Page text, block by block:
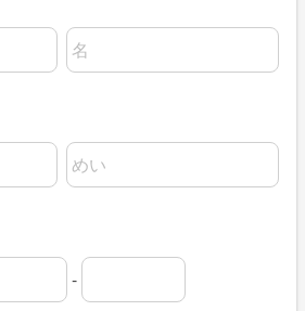
名前の名
名前の名
-